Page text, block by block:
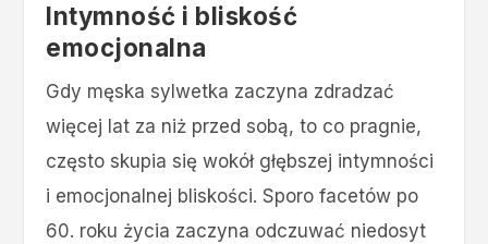
Intymność i bliskość
emocjonalna
Gdy męska sylwetka zaczyna zdradzać
więcej lat za niż przed sobą, to co pragnie,
często skupia się wokół głębszej intymności
i emocjonalnej bliskości. Sporo facetów po
60. roku życia zaczyna odczuwać niedosyt